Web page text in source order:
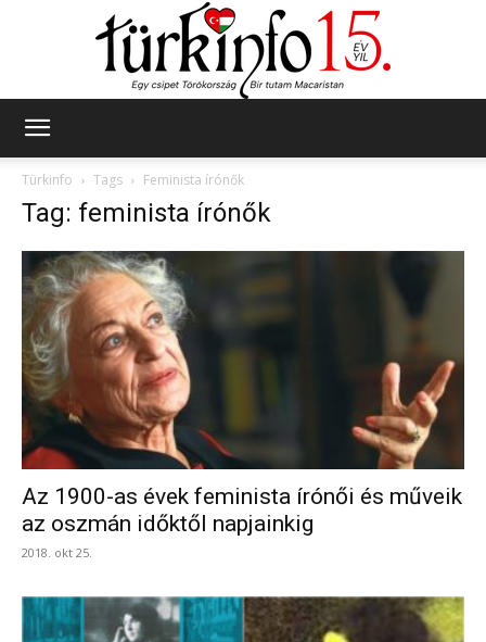
Türkinfo
Tags Feminista írónők
Tag: feminista írónők
Az 1900-as évek feminista írónői és műveik
az oszmán időktől napjainkig
2018. okt 25.